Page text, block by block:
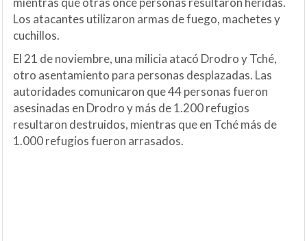
Los atacantes utilizaron armas de fuego, machetes y
cuchillos.
El 21 de noviembre, una milicia atacó Drodro y Tché,
otro asentamiento para personas desplazadas. Las
autoridades comunicaron que 44 personas fueron
asesinadas en Drodro y más de 1.200 refugios
resultaron destruidos, mientras que en Tché más de
1.000 refugios fueron arrasados.